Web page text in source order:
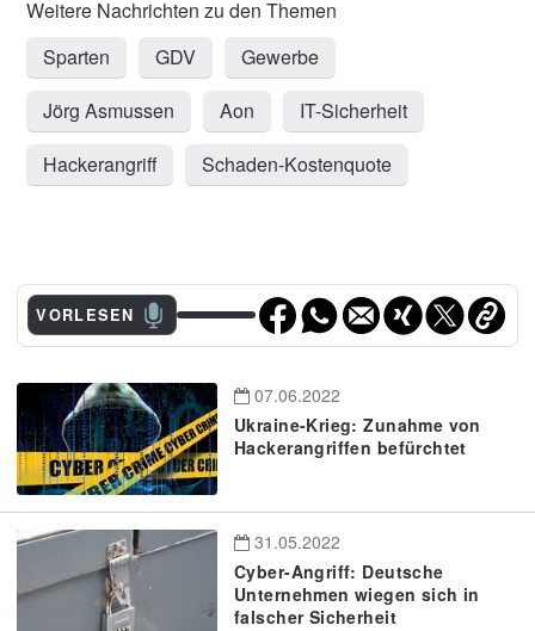
Sparten GDV
Gewerbe
Jörg Asmussen
Aon
IT-Sicherheit
Hackerangriff
Schaden-Kostenquote
VORLESEN
07.06.2022
Ukraine-Krieg: Zunahme von
Hackerangriffen befürchtet
31.05.2022
Cyber-Angriff: Deutsche
Unternehmen wiegen sich in
falscher Sicherheit